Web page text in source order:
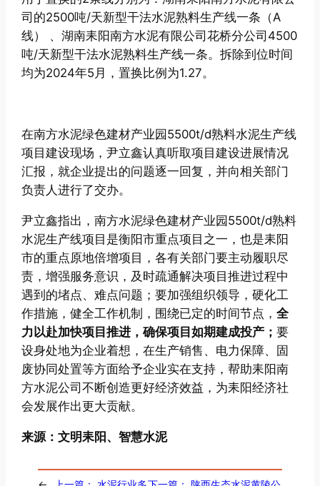
司的2500吨/天新型干法水泥熟料生产线一条（A
线） 、湖南耒阳南方水泥有限公司花桥分公司4500
吨/天新型干法水泥熟料生产线一条。拆除到位时间
均为2024年5月，置换比例为1.27。
在南方水泥绿色建材产业园5500t/d熟料水泥生产线
项目建设现场，尹立鑫认真听取项目建设进展情况
汇报，就企业提出的问题逐一回复，并向相关部门
负责人进行了交办。
尹立鑫指出，南方水泥绿色建材产业园5500t/d熟料
水泥生产线项目是衡阳市重点项目之一，也是耒阳
市的重点原地倍增项目，各有关部门要主动履职尽
责，增强服务意识，及时疏通解决项目推进过程中
遇到的堵点、难点问题；要加强组织领导，硬化工
作措施，健全工作机制，围绕已定的时间节点，全
力以赴加快项目推进，确保项目如期建成投产；要
设身处地为企业着想，在生产销售、电力保障、固
废协同处置等方面给予企业实在支持，帮助耒阳南
方水泥公司不断创造更好经济效益，为耒阳经济社
会发展作出更大贡献。
来源：文明耒阳、智慧水泥